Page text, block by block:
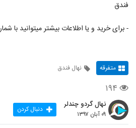
فندق
- برای خرید و یا اطلاعات بیشتر میتوانید با
متفرقه نهال فندق
۱۹۴
نهال گردو چندلر
۰۹ آبان ۱۳۹۷ دنبال کردن